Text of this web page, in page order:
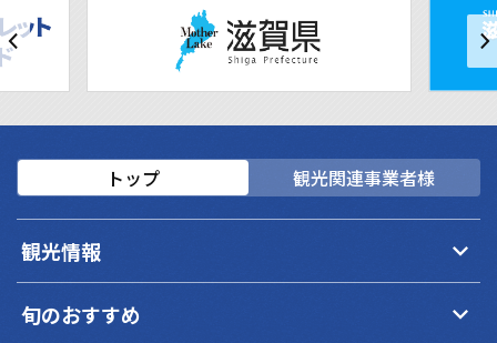
トップ 観光関連事業者様
観光情報 keyboard_arrow_down
旬のおすすめ keyboard_arrow_down